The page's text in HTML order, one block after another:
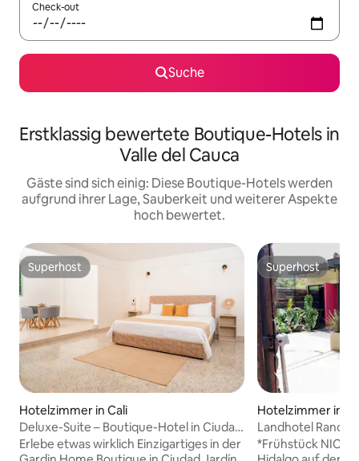
Check-out
Suche
Erstklassig bewertete Boutique-Hotels in
Valle del Cauca
Gäste sind sich einig: Diese Boutique-Hotels werden
aufgrund ihrer Lage, Sauberkeit und weiterer Aspekte
hoch bewertet.
Superhost
Superhost
Hotelzimmer in Cali
Deluxe-Suite – Boutique-Hotel in Ciudad
Jardín
Erlebe etwas wirklich Einzigartiges in der
Superhost
Superhost
Hotelzimmer in
Landhotel
Hidalgo
*Frühstück NICHT